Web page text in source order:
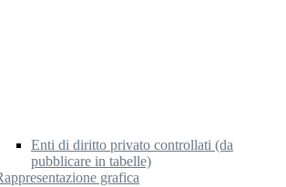
Enti di diritto privato controllati (da
pubblicare in tabelle)
grafica